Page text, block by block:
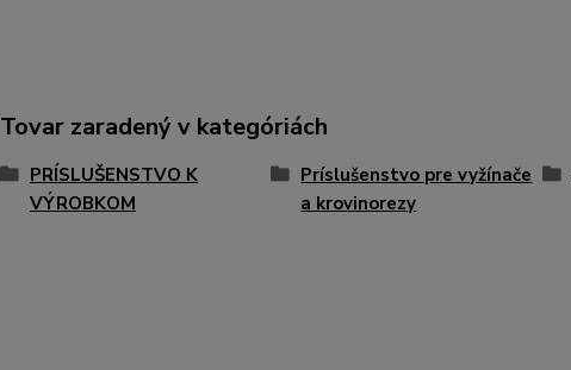
Tovar zaradený v kategóriách
PRÍSLUŠENSTVO K
VÝROBKOM
Príslušenstvo pre vyžínače
a krovinorezy